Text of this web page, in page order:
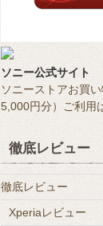
ソニー公式サイト
ソニーストアお買
5,000円分）ご利用
徹底レビュー
徹底レビュー
Xperiaレビュー